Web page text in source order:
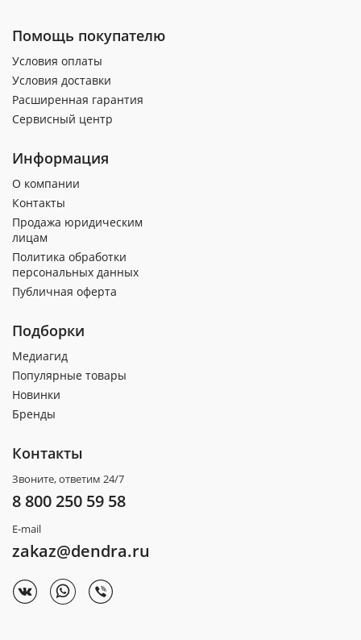
Помощь покупателю
Условия оплаты
Условия доставки
Расширенная гарантия
Сервисный центр
Информация
О компании
Контакты
Продажа юридическим
лицам
Политика обработки
персональных данных
Публичная оферта
Подборки
Медиагид
Популярные товары
Новинки
Бренды
Контакты
Звоните, ответим 24/7
8 800 250 59 58
E-mail
zakaz@dendra.ru